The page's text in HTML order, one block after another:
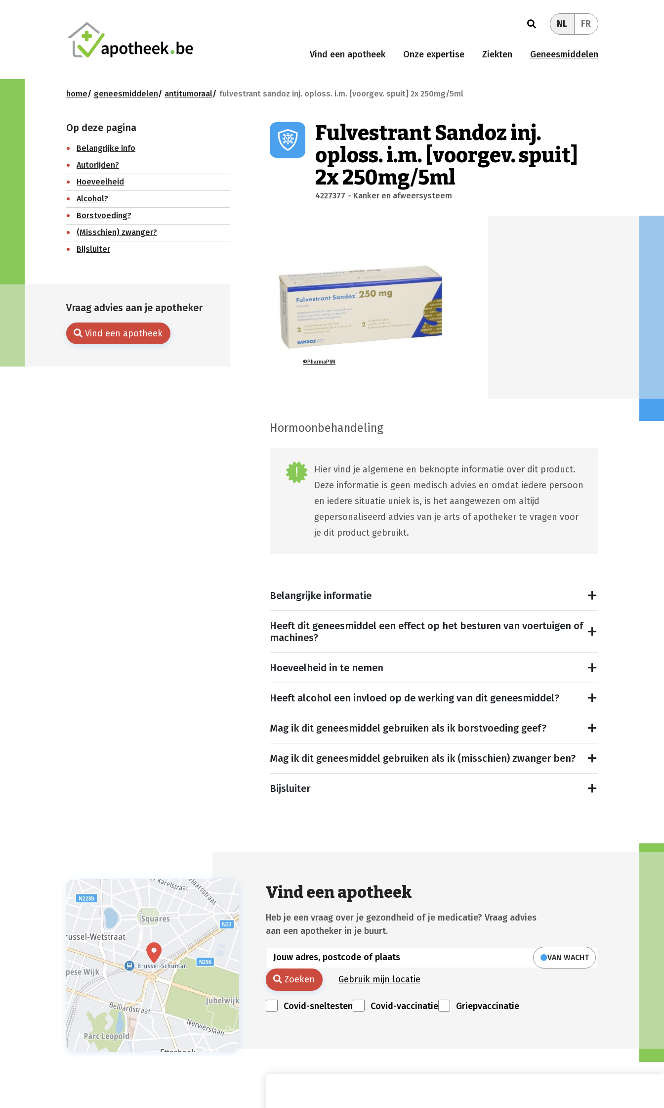
NL FR
Vind een apotheek Onze expertise Ziekten Geneesmiddelen
home geneesmiddelen antitumoraal fulvestrant sandoz inj. oploss. i.m. [voorgev. spuit] 2x 250mg/5ml
Vraag advies aan je apotheker
Vind een apotheek
Op deze pagina
Belangrijke info
Autorijden?
Hoeveelheid
Alcohol?
Borstvoeding?
(Misschien) zwanger?
Bijsluiter
Fulvestrant Sandoz inj.
oploss. i.m. [voorgev. spuit]
2x 250mg/5ml
4227377 - Kanker en afweersysteem
©PharmaPIM
Hormoonbehandeling
Hier vind je algemene en beknopte informatie over dit product.
Deze informatie is geen medisch advies en omdat iedere persoon
en iedere situatie uniek is, is het aangewezen om altijd
gepersonaliseerd advies van je arts of apotheker te vragen voor
je dit product gebruikt.
Belangrijke informatie
Heeft dit geneesmiddel een effect op het besturen van voertuigen of
machines?
Hoeveelheid in te nemen
Heeft alcohol een invloed op de werking van dit geneesmiddel?
Mag ik dit geneesmiddel gebruiken als ik borstvoeding geef?
Mag ik dit geneesmiddel gebruiken als ik (misschien) zwanger ben?
Bijsluiter
Vind een apotheek
Heb je een vraag over je gezondheid of je medicatie? Vraag advies
aan een apotheker in je buurt.
VAN WACHT
Zoeken Gebruik mijn locatie
Covid-sneltesten Covid-vaccinatie Griepvaccinatie